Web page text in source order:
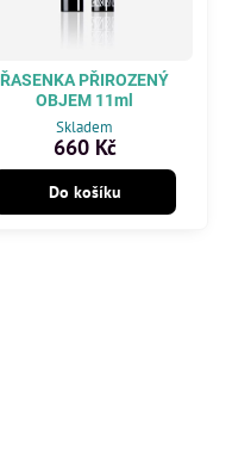
ŘASENKA PŘIROZENÝ
OBJEM 11ml
Skladem
660 Kč
Do košíku